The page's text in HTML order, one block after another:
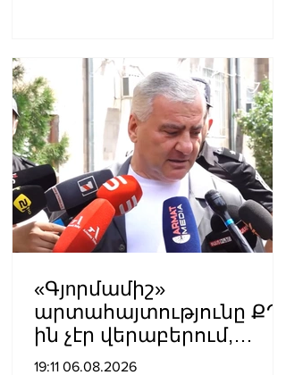
պատճառով.
Մատվիենկո
«Գյnրմամիշ»
արտահայտությունը ՔՊ-
ին չէր վերաբերում,
ինձնից բիզնես
19:11 06.08.2026